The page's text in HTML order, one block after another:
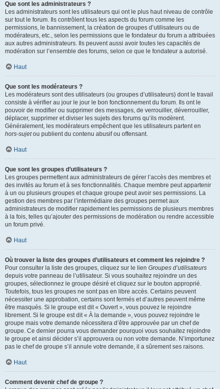
Que sont les administrateurs ?
Les administrateurs sont les utilisateurs qui ont le plus haut niveau de contrôle
sur tout le forum. Ils contrôlent tous les aspects du forum comme les
permissions, le bannissement, la création de groupes d’utilisateurs ou de
modérateurs, etc., selon les permissions que le fondateur du forum a attribuées
aux autres administrateurs. Ils peuvent aussi avoir toutes les capacités de
modération sur l’ensemble des forums, selon ce que le fondateur a autorisé.
Haut
Que sont les modérateurs ?
Les modérateurs sont des utilisateurs (ou groupes d’utilisateurs) dont le travail
consiste à vérifier au jour le jour le bon fonctionnement du forum. Ils ont le
pouvoir de modifier ou supprimer des messages, de verrouiller, déverrouiller,
déplacer, supprimer et diviser les sujets des forums qu’ils modèrent.
Généralement, les modérateurs empêchent que les utilisateurs partent en
hors-sujetou publient du contenu abusif ou offensant.
Haut
Que sont les groupes d’utilisateurs ?
Les groupes permettent aux administrateurs de gérer l’accès des membres et
des invités au forum et à ses fonctionnalités. Chaque membre peut appartenir
à un ou plusieurs groupes et chaque groupe peut avoir ses permissions. La
gestion des membres par l’intermédiaire des groupes permet aux
administrateurs de modifier rapidement les permissions de plusieurs membres
à la fois, telles qu’ajouter des permissions de modération ou rendre accessible
un forum privé.
Haut
Où trouver la liste des groupes d’utilisateurs et comment les rejoindre ?
Pour consulter la liste des groupes, cliquez sur le lien Groupes d’utilisateurs
depuis votre panneau de l’utilisateur. Si vous souhaitez rejoindre un des
groupes, sélectionnez le groupe désiré et cliquez sur le bouton approprié.
Toutefois, tous les groupes ne sont pas en libre accès. Certains peuvent
nécessiter une approbation, certains sont fermés et d’autres peuvent même
être masqués. Si le groupe est dit « Ouvert », vous pouvez le rejoindre
librement. Si le groupe est dit « À la demande », vous pouvez rejoindre le
groupe mais votre demande nécessitera d’être approuvée par un chef de
groupe. Ce dernier pourra vous demander pourquoi vous souhaitez rejoindre
le groupe et ainsi décider s’il approuvera ou non votre demande. N’importunez
pas le chef de groupe s’il annule votre demande, il a sûrement ses raisons.
Haut
Comment devenir chef de groupe ?